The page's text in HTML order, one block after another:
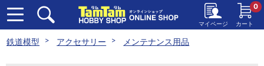
マイページ カート
0
鉄道模型 アクセサリー メンテナンス用品